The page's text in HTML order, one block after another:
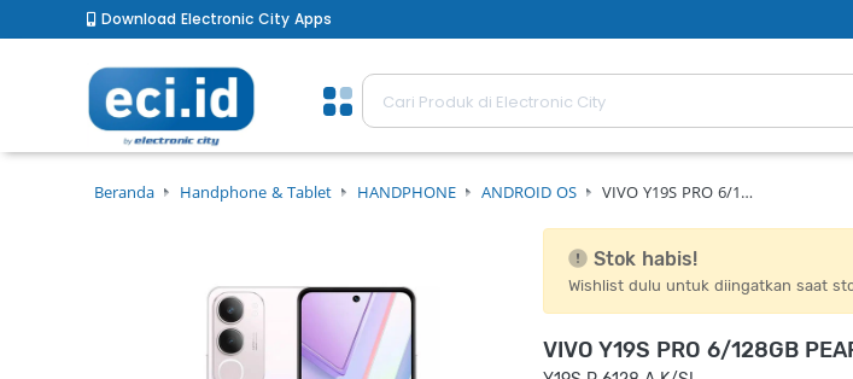
Download Electronic City Apps
Beranda Handphone & Tablet HANDPHONE ANDROID OS VIVO Y19S PRO 6/1…
Stok habis!
Wishlist dulu untuk diingatkan saat
VIVO Y19S PRO 6/128GB